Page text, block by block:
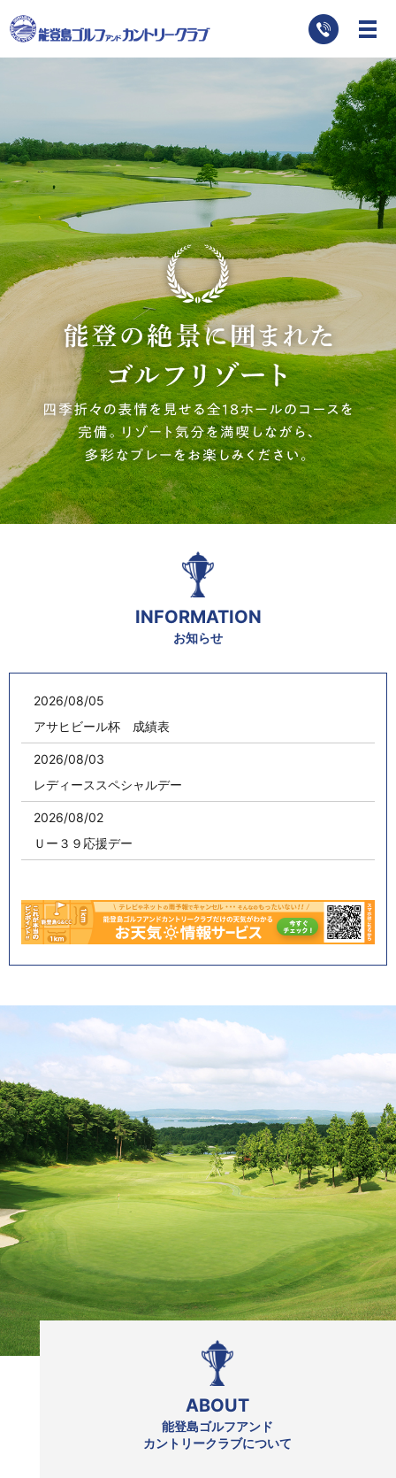
INFORMATION
お知らせ
2026/08/05
アサヒビール杯 成績表
2026/08/03
レディーススペシャルデー
2026/08/02
Ｕー３９応援デー
ABOUT
能登島ゴルフアンド
カントリークラブについて